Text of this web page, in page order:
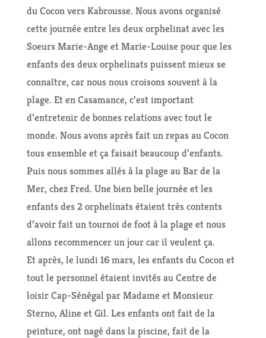
du Cocon vers Kabrousse. Nous avons organisé
cette journée entre les deux orphelinat avec les
Soeurs Marie-Ange et Marie-Louise pour que les
enfants des deux orphelinats puissent mieux se
connaître, car nous nous croisons souvent à la
plage. Et en Casamance, c’est important
d’entretenir de bonnes relations avec tout le
monde. Nous avons après fait un repas au Cocon
tous ensemble et ça faisait beaucoup d’enfants.
Puis nous sommes allés à la plage au Bar de la
Mer, chez Fred. Une bien belle journée et les
enfants des 2 orphelinats étaient très contents
d’avoir fait un tournoi de foot à la plage et nous
allons recommencer un jour car il veulent ça.
Et après, le lundi 16 mars, les enfants du Cocon et
tout le personnel étaient invités au Centre de
loisir Cap-Sénégal par Madame et Monsieur
Sterno, Aline et Gil. Les enfants ont fait de la
peinture, ont nagé dans la piscine, fait de la